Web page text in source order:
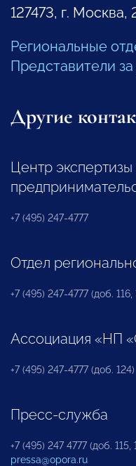
127473, г.
Региональные
Представители
Другие
Центр
+7 (495) 247-4777
Отдел
+7 (495) 247-4777 (доб. 116,
Ассоциация «НП
+7 (495) 247-4777 (доб. 124)
Пресс-служба
+7 (495) 247 4777 (доб. 115,
pressa@opora.ru